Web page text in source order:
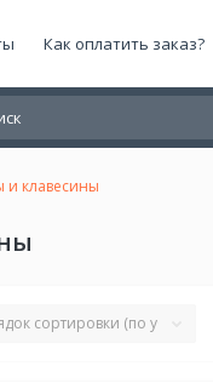
Как оплатить заказ?
и клавесины